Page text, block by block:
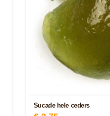
Sucade hele ceders